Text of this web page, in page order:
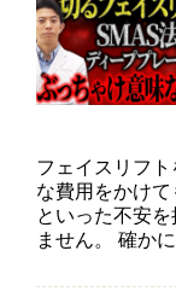
フェイスリフ
な費用をかけて
といった不安
ません。 確か